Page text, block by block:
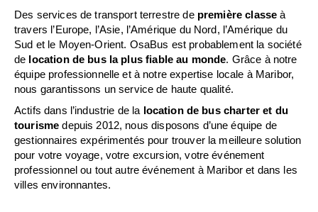
Des services de transport terrestre de première classe à
travers l’Europe, l’Asie, l’Amérique du Nord, l’Amérique du
Sud et le Moyen-Orient. OsaBus est probablement la société
de location de bus la plus fiable au monde. Grâce à notre
équipe professionnelle et à notre expertise locale à Maribor,
nous garantissons un service de haute qualité.
Actifs dans l’industrie de la location de bus charter et du
tourisme depuis 2012, nous disposons d’une équipe de
gestionnaires expérimentés pour trouver la meilleure solution
pour votre voyage, votre excursion, votre événement
professionnel ou tout autre événement à Maribor et dans les
villes environnantes.